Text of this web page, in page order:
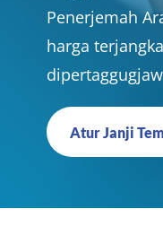
Penerjemah
harga
Atur Janji